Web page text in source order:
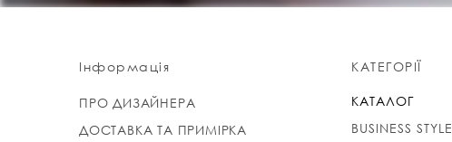
Інформація
ПРО ДИЗАЙНЕРА
ДОСТАВКА ТА ПРИМІРКА
КАТЕГОРІЇ
КАТАЛОГ
BUSINESS STYLE